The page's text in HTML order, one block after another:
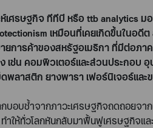
เศรษฐกิจ ทีทีบี หรือ ttb analyticsม
เหมือนที่เคยเกิดขึ้นในอดี
ายการค้าของสหรัฐอเมริกา ที่มีต่อภ
เช่น คอมพิวเตอร์และส่วนประกอบ
พลาสติก ยางพารา เฟอร์นิเจอร์และ
กบอบช้ำจากภาวะเศรษฐกิจถดถอยจ
ำให้ทั่วโลกหันกลับมาฟื้นฟูเศรษฐกิจแ